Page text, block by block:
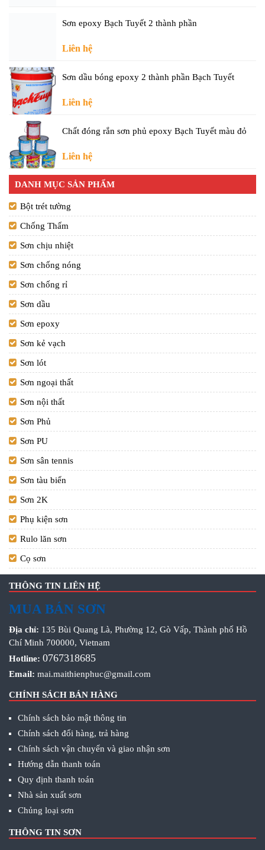
Sơn epoxy Bạch Tuyết 2 thành phần
Liên hệ
Sơn dầu bóng epoxy 2 thành phần Bạch Tuyết
Liên hệ
Chất đóng rắn sơn phủ epoxy Bạch Tuyết màu đỏ
Liên hệ
DANH MỤC SẢN PHẨM
Bột trét tường
Chống Thấm
Sơn chịu nhiệt
Sơn chống nóng
Sơn chống rỉ
Sơn dầu
Sơn epoxy
Sơn kẻ vạch
Sơn lót
Sơn ngoại thất
Sơn nội thất
Sơn Phủ
Sơn PU
Sơn sân tennis
Sơn tàu biển
Sơn 2K
Phụ kiện sơn
Rulo lăn sơn
Cọ sơn
THÔNG TIN LIÊN HỆ
MUA BÁN SƠN
Địa chỉ: 135 Bùi Quang Là, Phường 12, Gò Vấp, Thành phố Hồ
Chí Minh 700000, Vietnam
Hotline: 0767318685
Email: mai.maithienphuc@gmail.com
CHÍNH SÁCH BÁN HÀNG
Chính sách bảo mật thông tin
Chính sách đổi hàng, trả hàng
Chính sách vận chuyển và giao nhận sơn
Hướng dẫn thanh toán
Quy định thanh toán
Nhà sản xuất sơn
Chủng loại sơn
THÔNG TIN SƠN